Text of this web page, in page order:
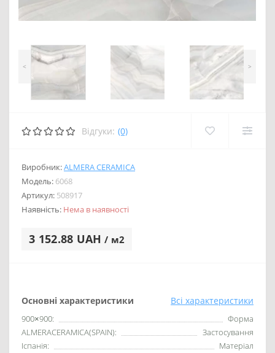
< >
Відгуки: (0)
Виробник:ALMERA CERAMICA
Модель: 6068
Артикул: 508917
Наявність: Нема в наявності
3 152.88 UAH / м2
Основні характеристики Всі характеристики
900×900:
Форма
ALMERACERAMICA(SPAIN):
Застосування
Іспанія:
Матеріал